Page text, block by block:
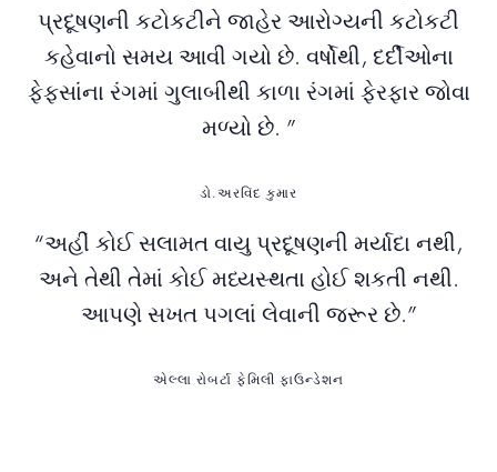
પ્રદૂષણની કટોકટીને જાહેર આરોગ્યની કટોકટી
કહેવાનો સમય આવી ગયો છે. વર્ષોથી, દર્દીઓના
ફેફસાંના રંગમાં ગુલાબીથી કાળા રંગમાં ફેરફાર જોવા
મળ્યો છે. ”
ડો.અરવિંદ કુમાર
“અહીં કોઈ સલામત વાયુ પ્રદૂષણની મર્યાદા નથી,
અને તેથી તેમાં કોઈ મધ્યસ્થતા હોઈ શકતી નથી.
આપણે સખત પગલાં લેવાની જરૂર છે.”
એલ્લા રોબર્ટા ફેમિલી ફાઉન્ડેશન